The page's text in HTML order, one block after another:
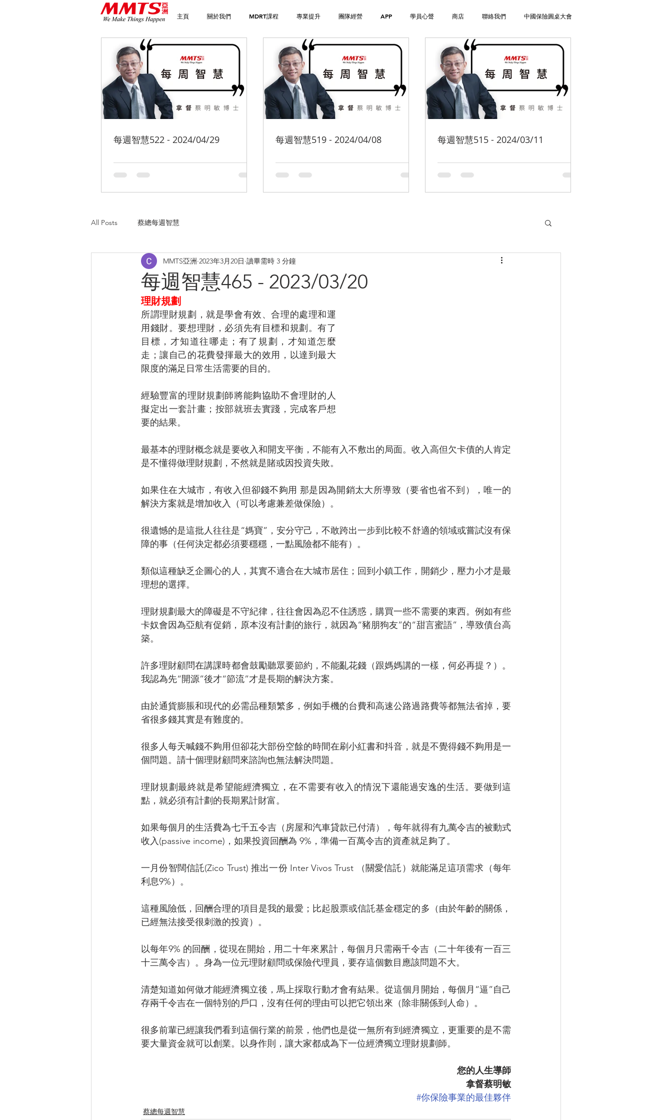
主頁 關於我們 MDRT課程 專業提升 團隊經營 APP 學員心聲 商店 聯絡我們 中國保險圓桌大會
每週智慧522 - 2024/04/29 每週智慧519 - 2024/04/08 每週智慧515 - 2024/03/11
All Posts 蔡總每週智慧
每週智慧465 - 2023/03/20
MMTS亞洲 2023年3月20日 讀畢需時 3 分鐘
理財規劃
所謂理財規劃，就是學會有效、合理的處理和運
用錢財。要想理財，必須先有目標和規劃。有了
目標，才知道往哪走；有了規劃，才知道怎麼
走；讓自己的花費發揮最大的效用，以達到最大
限度的滿足日常生活需要的目的。
經驗豐富的理財規劃師將能夠協助不會理財的人
擬定出一套計畫；按部就班去實踐，完成客戶想
要的結果。
最基本的理財概念就是要收入和開支平衡，不能有入不敷出的局面。收入高但欠卡債的人肯定
是不懂得做理財規劃，不然就是賭或因投資失敗。
如果住在大城市，有收入但卻錢不夠用 那是因為開銷太大所導致（要省也省不到），唯一的
解決方案就是增加收入（可以考慮兼差做保險）。
很遺憾的是這批人往往是“媽寶”，安分守己，不敢跨出一步到比較不舒適的領域或嘗試沒有保
障的事（任何決定都必須要穩穩，一點風險都不能有）。
類似這種缺乏企圖心的人，其實不適合在大城市居住；回到小鎮工作，開銷少，壓力小才是最
理想的選擇。
理財規劃最大的障礙是不守紀律，往往會因為忍不住誘惑，購買一些不需要的東西。例如有些
卡奴會因為亞航有促銷，原本沒有計劃的旅行，就因為“豬朋狗友”的“甜言蜜語”，導致債台高
築。
許多理財顧問在講課時都會鼓勵聽眾要節約，不能亂花錢（跟媽媽講的一樣，何必再提？）。
我認為先“開源”後才“節流”才是長期的解決方案。
由於通貨膨脹和現代的必需品種類繁多，例如手機的台費和高速公路過路費等都無法省掉，要
省很多錢其實是有難度的。
很多人每天喊錢不夠用但卻花大部份空餘的時間在刷小紅書和抖音，就是不覺得錢不夠用是一
個問題。請十個理財顧問來諮詢也無法解決問題。
理財規劃最終就是希望能經濟獨立，在不需要有收入的情況下還能過安逸的生活。要做到這
點，就必須有計劃的長期累計財富。
如果每個月的生活費為七千五令吉（房屋和汽車貸款已付清），每年就得有九萬令吉的被動式
收入(passive income)，如果投資回酬為 9%，準備一百萬令吉的資產就足夠了。
一月份智闊信託(Zico Trust) 推出一份 Inter Vivos Trust （關愛信託）就能滿足這項需求（每年
利息9%）。
這種風險低，回酬合理的項目是我的最愛；比起股票或信託基金穩定的多（由於年齡的關係，
已經無法接受很刺激的投資）。
以每年9% 的回酬，從現在開始，用二十年來累計，每個月只需兩千令吉（二十年後有一百三
十三萬令吉）。身為一位元理財顧問或保險代理員，要存這個數目應該問題不大。
清楚知道如何做才能經濟獨立後，馬上採取行動才會有結果。從這個月開始，每個月“逼”自己
存兩千令吉在一個特別的戶口，沒有任何的理由可以把它領出來（除非關係到人命）。
很多前輩已經讓我們看到這個行業的前景，他們也是從一無所有到經濟獨立，更重要的是不需
要大量資金就可以創業。以身作則，讓大家都成為下一位經濟獨立理財規劃師。
您的人生導師
拿督蔡明敏
#你保險事業的最佳夥伴
蔡總每週智慧